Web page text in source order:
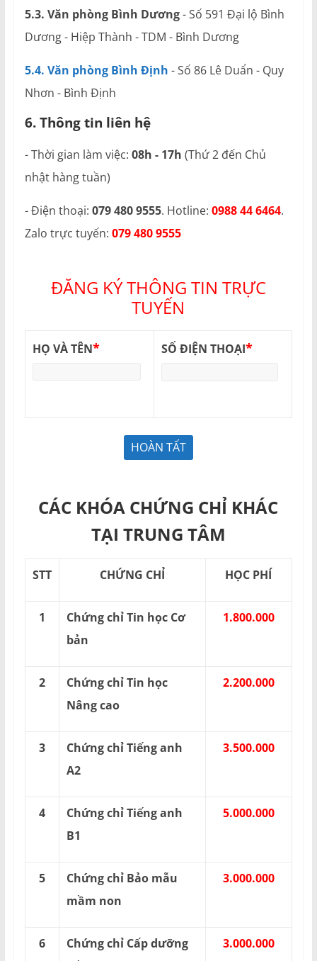
5.3. Văn phòng Bình Dương- Số 591 Đại lộ Bình
Dương - Hiệp Thành - TDM - Bình Dương
5.4. Văn phòng Bình Định - Số 86 Lê Duẩn - Quy
Nhơn - Bình Định
6. Thông tin liên hệ
- Thời gian làm việc: 08h - 17h (Thứ 2 đến Chủ
nhật hàng tuần)
- Điện thoại: 079 480 9555. Hotline: 0988 44 6464.
Zalo trực tuyến: 079 480 9555
ĐĂNG KÝ THÔNG TIN TRỰC
TUYẾN
HỌ VÀ TÊN* SỐ ĐIỆN THOẠI*
CÁC KHÓA CHỨNG CHỈ KHÁC
TẠI TRUNG TÂM
STT CHỨNG CHỈ HỌC PHÍ
1
Chứng chỉ Tin học Cơ
bản
1.800.000
2
Chứng chỉ Tin học
Nâng cao
2.200.000
3
Chứng chỉ Tiếng anh
A2
3.500.000
4
Chứng chỉ Tiếng anh
B1
5.000.000
5
Chứng chỉ Bảo mẫu
mầm non
3.000.000
6
Chứng chỉ Cấp dưỡng
3.000.000